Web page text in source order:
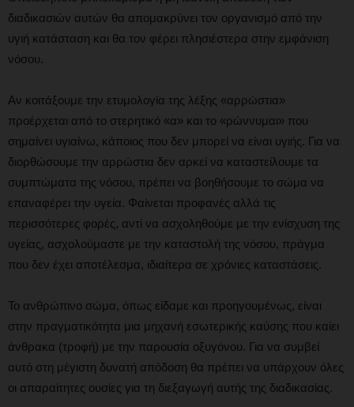
διαδικασιών αυτών θα απομακρύνει τον οργανισμό από την
υγιή κατάσταση και θα τον φέρει πλησιέστερα στην εμφάνιση
νόσου.
Αν κοιτάξουμε την ετυμολογία της λέξης «αρρώστια»
προέρχεται από το στερητικό «α» και το «ρώννυμαι» που
σημαίνει υγιαίνω, κάποιος που δεν μπορεί να είναι υγιής. Για να
διορθώσουμε την αρρώστια δεν αρκεί να καταστείλουμε τα
συμπτώματα της νόσου, πρέπει να βοηθήσουμε το σώμα να
επαναφέρει την υγεία. Φαίνεται προφανές αλλά τις
περισσότερες φορές, αντί να ασχοληθούμε με την ενίσχυση της
υγείας, ασχολούμαστε με την καταστολή της νόσου, πράγμα
που δεν έχει αποτέλεσμα, ιδιαίτερα σε χρόνιες καταστάσεις.
Το ανθρώπινο σώμα, όπως είδαμε και προηγουμένως, είναι
στην πραγματικότητα μια μηχανή εσωτερικής καύσης που καίει
άνθρακα (τροφή) με την παρουσία οξυγόνου. Για να συμβεί
αυτό στη μέγιστη δυνατή απόδοση θα πρέπει να υπάρχουν όλες
οι απαραίτητες ουσίες για τη διεξαγωγή αυτής της διαδικασίας.